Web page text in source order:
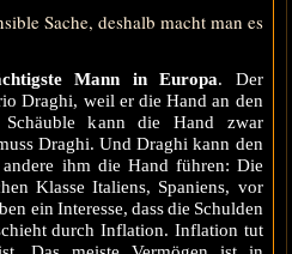
Sache, deshalb macht man es
Mann in Europa. Der
Draghi, weil er die Hand an den
Schäuble kann die Hand zwar
Draghi. Und Draghi kann den
ihm die Hand führen: Die
Klasse Italiens, Spaniens, vor
ein Interesse, dass die Schulden
durch Inflation. Inflation tut